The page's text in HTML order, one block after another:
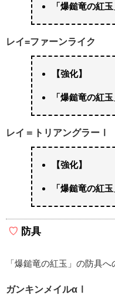
「爆鎚竜の紅
レイ=ファーンライク
【強化】
「爆鎚竜の紅
レイ＝トリアングラーⅠ
【強化】
「爆鎚竜の紅
防具
「爆鎚竜の紅玉」の防具
ガンキンメイルαⅠ